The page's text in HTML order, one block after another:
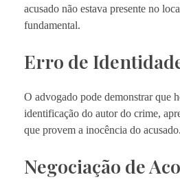
acusado não estava presente no
fundamental.
Erro de
O advogado pode demonstrar que
identificação do autor do crime,
que provem a inocência do acusado.
Negociação de